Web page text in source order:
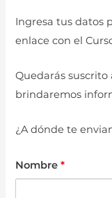
Ingresa tus datos
enlace con el
Quedarás
brindaremos
¿A dónde te
Nombre*